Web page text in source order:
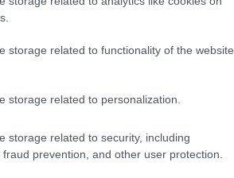
storage related to functionality of the website
storage related to personalization.
storage related to security, including
prevention, and other user protection.